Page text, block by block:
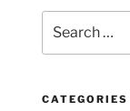
for:
CATEGORIES